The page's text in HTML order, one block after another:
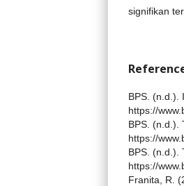
signifikan
BPS. (n.d.).
https://
BPS. (n.d.).
https://
BPS. (n.d.).
https://
Franita, R.